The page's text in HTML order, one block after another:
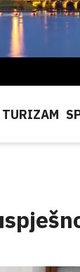
TURIZAM